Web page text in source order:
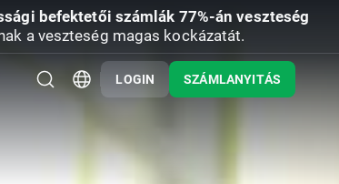
befektetői számlák 77%-án veszteség
a veszteség magas kockázatát.
LOGIN SZÁMLANYITÁS